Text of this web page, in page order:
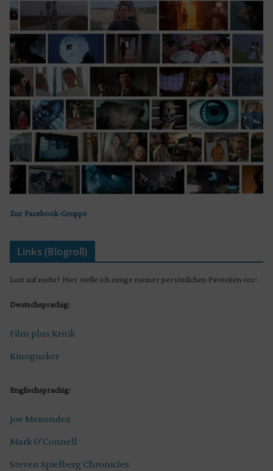
Zur Facebook-Gruppe
Links (Blogroll)
Lust auf mehr? Hier stelle ich einige meiner persönlichen Favoriten vor:
Deutschsprachig:
Film plus Kritik
Kinogucker
Englischsprachig:
Joe Menendez
Mark O’Connell
Steven Spielberg Chronicles